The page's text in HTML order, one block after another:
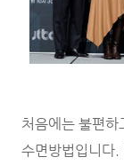
처음에는 불편
수면방법입니다.